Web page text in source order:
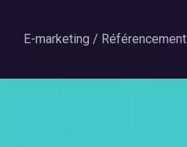
E-marketing / Référencement